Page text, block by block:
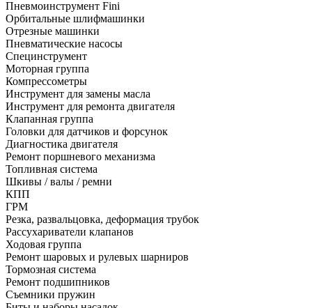
Пневмоинструмент Fini
Орбитальные шлифмашинки
Отрезные машинки
Пневматические насосы
Специнструмент
Моторная группа
Компрессометры
Инструмент для замены масла
Инструмент для ремонта двигателя
Клапанная группа
Головки для датчиков и форсунок
Диагностика двигателя
Ремонт поршневого механизма
Топливная система
Шкивы / валы / ремни
КПП
ГРМ
Резка, развальцовка, деформация трубок
Рассухариватели клапанов
Ходовая группа
Ремонт шаровых и рулевых шарниров
Тормозная система
Ремонт подшипников
Съемники пружин